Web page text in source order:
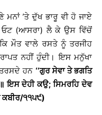
ਮਨਾਂ ’ਤੇ ਦੁੱਖ ਭਾਰੂ ਵੀ ਹੋ ਜਾਏ
ਓਟ (ਆਸਰਾ) ਲੈ ਕੇ ਉਸ ਵਿੱਚੋਂ
ਮੌਤ ਵਾਲੇ ਰਸਤੇ ਨੂੰ ਤਰਜੀਹ
ਨਹੀਂ ਹੁੰਦੀ। ਇਸ ਮਨੁੱਖਾ
ਹਨ ‘‘ਗੁਰ ਸੇਵਾ ਤੇ ਭਗਤਿ
ਇਸ ਦੇਹੀ ਕਉ; ਸਿਮਰਹਿ ਦੇਵ
ਕਬੀਰ/੧੧੫੯)